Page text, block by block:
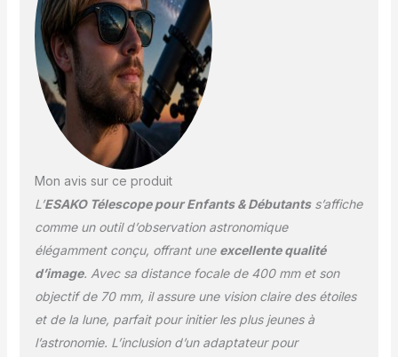
pour explorer la Lune et
d'autres planètes
【Télescope haute
puissance】 Livré avec 3
oculaires pour obtenir
différents
grossissements et une
diagonale en étoile est
incluse pour donner une
télescope est adapté
pour observer à la fois
les objets célestes et
terrestres. 【Facile à
utiliser】 L'assemblage
Mon avis sur ce produit
L’ESAKO Télescope pour Enfants & Débutantss’affiche
comme un outil d’observation astronomique
élégamment conçu, offrant une excellente qualité
d’image. Avec sa distance focale de 400 mm et son
objectif de 70 mm, il assure une vision claire des étoiles
et de la lune, parfait pour initier les plus jeunes à
l’astronomie. L’inclusion d’un adaptateur pour